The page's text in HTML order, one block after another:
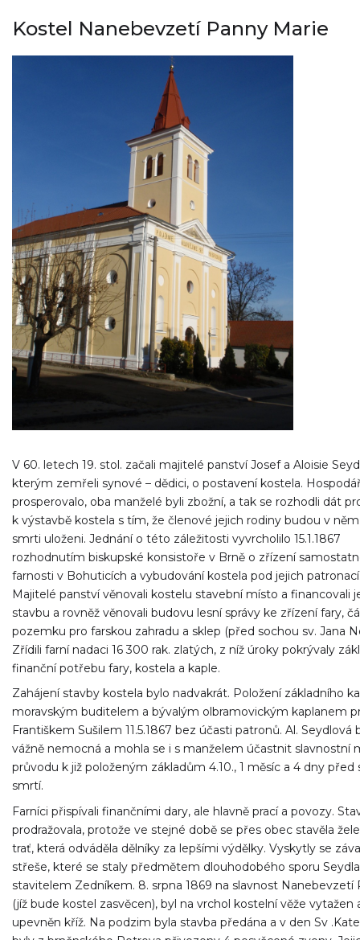
Kostel Nanebevzetí Panny Marie
V 60. letech 19. stol. začali majitelé panství Josef a Aloisie
kterým zemřeli synové – dědici, o postavení kostela.
prosperovalo, oba manželé byli zbožní, a tak se rozhodli dát
k výstavbě kostela s tím, že členové jejich rodiny budou v
smrti uloženi. Jednání o této záležitosti vyvrcholilo 15.1.1867
rozhodnutím biskupské konsistoře v Brně o zřízení
farnosti v Bohuticích a vybudování kostela pod jejich
Majitelé panství věnovali kostelu stavební místo a financovali
stavbu a rovněž věnovali budovu lesní správy ke zřízení fary,
pozemku pro farskou zahradu a sklep (před sochou sv. Jana
Zřídili farní nadaci 16 300 rak. zlatých, z níž úroky pokrývaly
finanční potřebu fary, kostela a kaple.
Zahájení stavby kostela bylo nadvakrát. Položení základního
moravským buditelem a bývalým olbramovickým kaplanem
Františkem Sušilem 11.5.1867 bez účasti patronů. Al. Seydlová
vážně nemocná a mohla se i s manželem účastnit slavnostní
průvodu k již položeným základům 4.10., 1 měsíc a 4 dny před
smrtí.
Farníci přispívali finančními dary, ale hlavně prací a povozy.
prodražovala, protože ve stejné době se přes obec stavěla
trať, která odváděla dělníky za lepšími výdělky. Vyskytly se
střeše, které se staly předmětem dlouhodobého sporu
stavitelem Zedníkem. 8. srpna 1869 na slavnost Nanebevzetí
(jíž bude kostel zasvěcen), byl na vrchol kostelní věže vytažen
upevněn kříž. Na podzim byla stavba předána a v den Sv